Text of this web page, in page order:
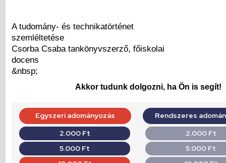
A tudomány- és technikatörténet
szemléltetése
Csorba Csaba tankönyvszerző, főiskolai
docens
&nbsp;
Akkor tudunk dolgozni, ha Ön is segít!